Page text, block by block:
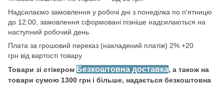
Надсилаємо замовлення у робочі дні з понеділка по п'ятницю
до 12:00, замовлення сформовані пізніше надсилаються на
наступний робочий день
Плата за грошовий переказ (накладений платіж) 2% +20
грн від вартості товару
Товари зі стікером Безкоштовна доставка, а також на
товари сумою 1300 грн і більше, надається безкоштовна